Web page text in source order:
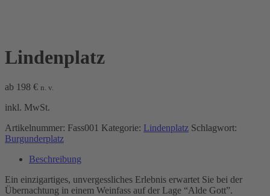
Lindenplatz
ab 198 € n. v.
inkl. MwSt.
Artikelnummer: Fass001 Kategorie: Lindenplatz Schlagwort:
Burgunderplatz
Beschreibung
Ein einzigartiges, unvergessliches Erlebnis erwartet Sie bei der
Übernachtung in einem Weinfass auf der Lage “Alde Gott”.